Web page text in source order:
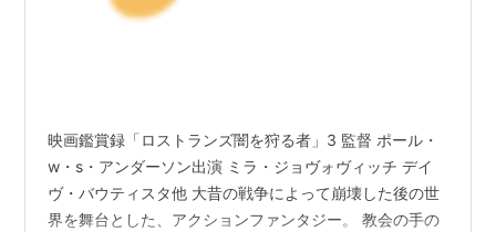
映画鑑賞録「ロストランズ闇を狩る者」3 監督 ポール・
w・s・アンダーソン出演 ミラ・ジョヴォヴィッチ デイ
ヴ・バウティスタ他 大昔の戦争によって崩壊した後の世
界を舞台とした、アクションファンタジー。 教会の手の